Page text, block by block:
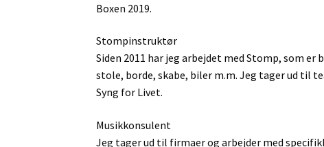
Boxen 2019.
Stompinstruktør
Siden 2011 har jeg arbejdet med Stomp, som
stole, borde, skabe, biler m.m. Jeg tager ud til
Syng for Livet.
Musikkonsulent
Jeg tager ud til firmaer og arbejder med